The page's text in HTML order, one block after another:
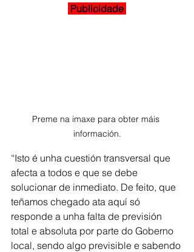
Publicidade
Preme na imaxe para obter máis
información.
“Isto é unha cuestión transversal que
afecta a todos e que se debe
solucionar de inmediato. De feito, que
teñamos chegado ata aquí só
responde a unha falta de previsión
total e absoluta por parte do Goberno
local, sendo algo previsible e sabendo